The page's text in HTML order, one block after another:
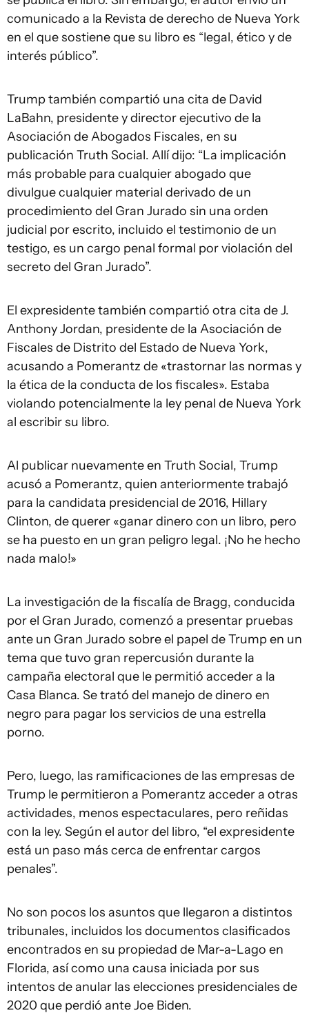
comunicado a la Revista de derecho de Nueva York
en el que sostiene que su libro es “legal, ético y de
interés público”.
Trump también compartió una cita de David
LaBahn, presidente y director ejecutivo de la
Asociación de Abogados Fiscales, en su
publicación Truth Social. Allí dijo: “La implicación
más probable para cualquier abogado que
divulgue cualquier material derivado de un
procedimiento del Gran Jurado sin una orden
judicial por escrito, incluido el testimonio de un
testigo, es un cargo penal formal por violación del
secreto del Gran Jurado”.
El expresidente también compartió otra cita de J.
Anthony Jordan, presidente de la Asociación de
Fiscales de Distrito del Estado de Nueva York,
acusando a Pomerantz de «trastornar las normas y
la ética de la conducta de los fiscales». Estaba
violando potencialmente la ley penal de Nueva York
al escribir su libro.
Al publicar nuevamente en Truth Social, Trump
acusó a Pomerantz, quien anteriormente trabajó
para la candidata presidencial de 2016, Hillary
Clinton, de querer «ganar dinero con un libro, pero
se ha puesto en un gran peligro legal. ¡No he hecho
nada malo!»
La investigación de la fiscalía de Bragg, conducida
por el Gran Jurado, comenzó a presentar pruebas
ante un Gran Jurado sobre el papel de Trump en un
tema que tuvo gran repercusión durante la
campaña electoral que le permitió acceder a la
Casa Blanca. Se trató del manejo de dinero en
negro para pagar los servicios de una estrella
porno.
Pero, luego, las ramificaciones de las empresas de
Trump le permitieron a Pomerantz acceder a otras
actividades, menos espectaculares, pero reñidas
con la ley. Según el autor del libro, “el expresidente
está un paso más cerca de enfrentar cargos
penales”.
No son pocos los asuntos que llegaron a distintos
tribunales, incluidos los documentos clasificados
encontrados en su propiedad de Mar-a-Lago en
Florida, así como una causa iniciada por sus
intentos de anular las elecciones presidenciales de
2020 que perdió ante Joe Biden.